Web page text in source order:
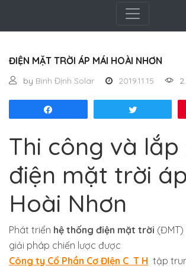
ĐIỆN MẶT TRỜI ÁP MÁI HOÀI NHƠN
by Bình Định Solar 2019.11.15
Thi công và
điện mặt trời
Hoài Nhơn
Phát triển hệ thống điện mặt trời (ĐMT)
giải pháp chiến lược được
Công ty Cổ Phần Cơ ĐIện C T H tập